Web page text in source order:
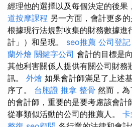
經理他的選擇以及每個決定的後果
道按摩課程 另一方面，會計更多
根據現行法規對收集的財務數據進
計」）和呈現。 seo推薦 公司登記
蘭外燴 關鍵字公司 會計的目標是
其他利害關係人提供有關公司財務
訊。 外燴 如果會計師滿足了上述
序了。 台胞證 推拿 整骨 然而，
的會計師，重要的是要考慮該會計
從事類似活動的公司的推薦人。